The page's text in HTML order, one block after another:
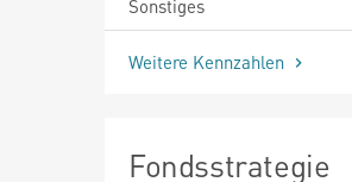
Sonstiges
Weitere Kennzahlen
Fondsstrategie